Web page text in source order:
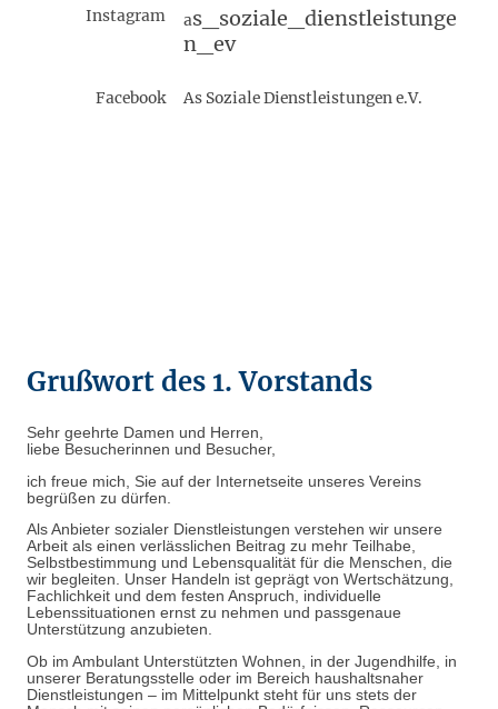
Instagram as_soziale_dienstleistunge
n_ev
Facebook As Soziale Dienstleistungen e.V.
Grußwort des 1. Vorstands
Sehr geehrte Damen und Herren,
liebe Besucherinnen und Besucher,
ich freue mich, Sie auf der Internetseite unseres Vereins
begrüßen zu dürfen.
Als Anbieter sozialer Dienstleistungen verstehen wir unsere
Arbeit als einen verlässlichen Beitrag zu mehr Teilhabe,
Selbstbestimmung und Lebensqualität für die Menschen, die
wir begleiten. Unser Handeln ist geprägt von Wertschätzung,
Fachlichkeit und dem festen Anspruch, individuelle
Lebenssituationen ernst zu nehmen und passgenaue
Unterstützung anzubieten.
Ob im Ambulant Unterstützten Wohnen, in der Jugendhilfe, in
unserer Beratungsstelle oder im Bereich haushaltsnaher
Dienstleistungen – im Mittelpunkt steht für uns stets der